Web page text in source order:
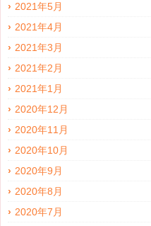
2021年5月
2021年4月
2021年3月
2021年2月
2021年1月
2020年12月
2020年11月
2020年10月
2020年9月
2020年8月
2020年7月